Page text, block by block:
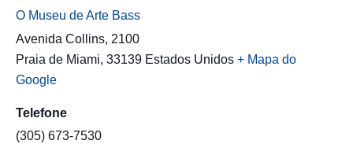
O Museu de Arte Bass
Avenida Collins, 2100
Praia de Miami, 33139 Estados Unidos + Mapa do
Google
Telefone
(305) 673-7530